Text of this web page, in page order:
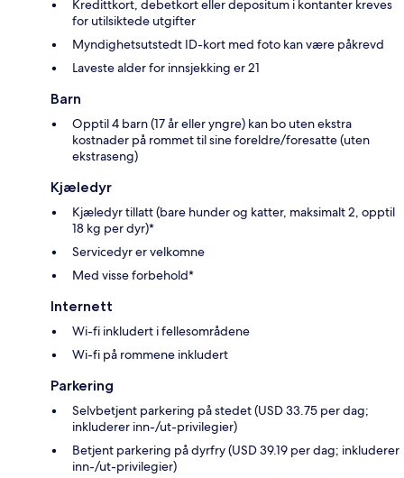
Kredittkort, debetkort eller depositum i kontanter kreves
for utilsiktede utgifter
Myndighetsutstedt ID-kort med foto kan være påkrevd
Laveste alder for innsjekking er 21
Barn
Opptil 4 barn (17 år eller yngre) kan bo uten ekstra
kostnader på rommet til sine foreldre/foresatte (uten
ekstraseng)
Kjæledyr
Kjæledyr tillatt (bare hunder og katter, maksimalt 2, opptil
18 kg per dyr)*
Servicedyr er velkomne
Med visse forbehold*
Internett
Wi-fi inkludert i fellesområdene
Wi-fi på rommene inkludert
Parkering
Selvbetjent parkering på stedet (USD 33.75 per dag;
inkluderer inn-/ut-privilegier)
Betjent parkering på dyrfry (USD 39.19 per dag; inkluderer
inn-/ut-privilegier)